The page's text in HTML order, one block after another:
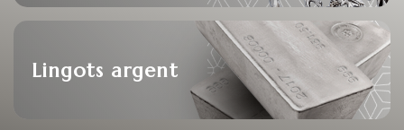
Lingots argent